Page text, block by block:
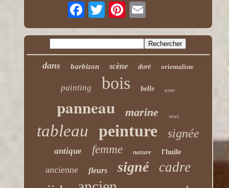
dans barbizon scène doré orientaliste
painting bois belle avec
panneau marine sous
tableau peinture signée
antique femme nature l'huile
ancienne fleurs signé cadre